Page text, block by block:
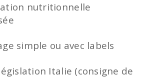
nutritionnelle
simple ou avec labels
Italie (consigne de